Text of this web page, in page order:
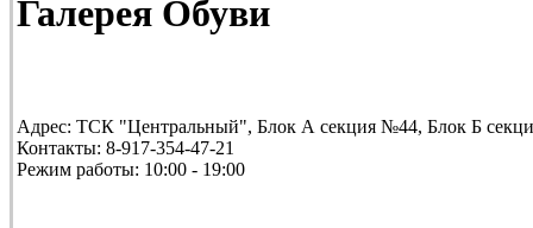
Галерея Обуви
Адрес: ТСК "Центральный", Блок А секция №44, Блок Б
Контакты: 8-917-354-47-21
Режим работы: 10:00 - 19:00